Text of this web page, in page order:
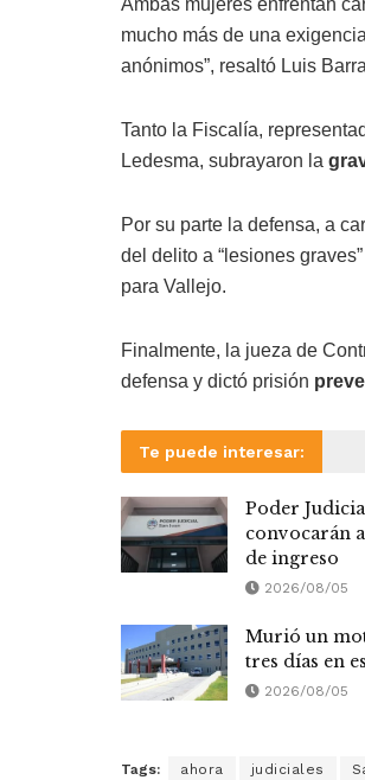
mucho más de una
anónimos”, resaltó Luis
Tanto la Fiscalía,
Ledesma, subrayaron la
Por su parte la defensa, a
del delito a “lesiones
para Vallejo.
Finalmente, la jueza de
defensa y dictó prisión
Te puede interesar:
Poder
convocarán
de ingreso
2026/08/05
Murió un
tres días en
2026/08/05
Tags: ahora judiciales